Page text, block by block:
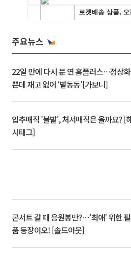
주요뉴스
22일 만에 다시 문 연 홈플러스…정상
쁜데 재고 없어 ‘발동동’[가보니]
입추매직 '불발', 처서매직은 올까요? [
시태그]
콘서트 갈 때 응원봉만?⋯'최애' 위한
품 등장이오! [솔드아웃]